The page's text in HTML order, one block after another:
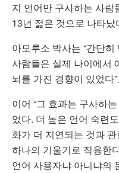
지 언어만 구사하는 사람
13년 젊은 것으로 나타났
아모루소 박사는 “간단
사람들은 실제 나이에서
뇌를 가진 경향이 있었다
이어 “그 효과는 구사하
었다. 더 높은 언어 숙련
화가 더 지연되는 것과
하나의 기울기로 작용한
언어 사용자냐 아니냐의